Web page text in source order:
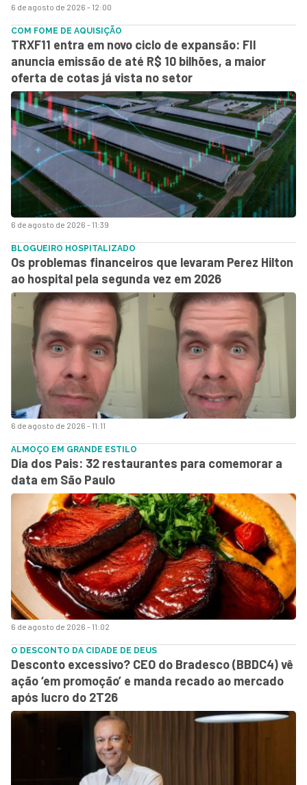
6 de agosto de 2026 - 12:00
6 de agosto de 2026 - 11:39
COM FOME DE AQUISIÇÃO
TRXF11 entra em novo ciclo de expansão: FII
anuncia emissão de até R$ 10 bilhões, a maior
oferta de cotas já vista no setor
6 de agosto de 2026 - 11:11
BLOGUEIRO HOSPITALIZADO
Os problemas financeiros que levaram Perez Hilton
ao hospital pela segunda vez em 2026
6 de agosto de 2026 - 11:02
ALMOÇO EM GRANDE ESTILO
Dia dos Pais: 32 restaurantes para comemorar a
data em São Paulo
O DESCONTO DA CIDADE DE DEUS
Desconto excessivo? CEO do Bradesco (BBDC4) vê
ação ‘em promoção’ e manda recado ao mercado
após lucro do 2T26